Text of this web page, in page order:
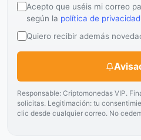
Acepto que uséis mi correo
según la política de privacidad
Quiero recibir además
Responsable: Criptomonedas VIP.
solicitas. Legitimación: tu
clic desde cualquier correo. No